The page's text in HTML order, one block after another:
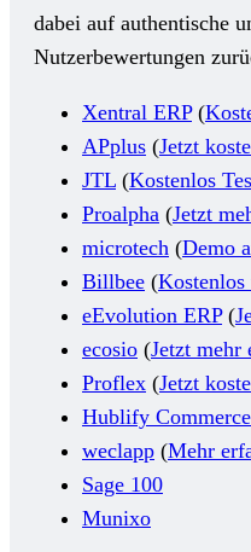
dabei auf authentische
Nutzerbewertungen
Xentral ERP(
APplus (Jetzt
JTL (Kostenlos
Proalpha (Jetzt
microtech (Demo
Billbee (Kostenlos
eEvolution ERP(
ecosio (Jetzt mehr
Proflex (Jetzt
Hublify
weclapp (Mehr
Sage 100
Munixo